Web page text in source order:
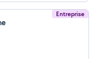
Entreprise